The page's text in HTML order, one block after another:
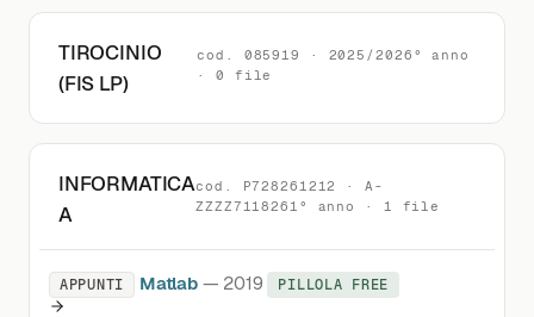
TIROCINIO
(FIS LP)
cod. 085919 · 2025/2026° anno
· 0 file
INFORMATICA
A
cod. P728261212 · A-
ZZZZ7118261° anno · 1 file
APPUNTI Matlab — 2019 PILLOLA FREE